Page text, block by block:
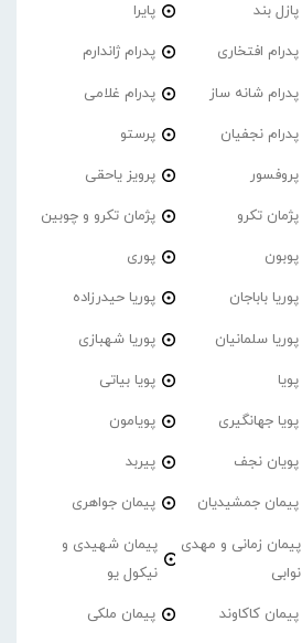
پازل بند پایرا
پدرام افتخاری پدرام ژاندارم
پدرام شانه ساز پدرام غلامی
پدرام نجفیان پرستو
پروفسور پرویز یاحقی
پژمان تکرو پژمان تکرو و چوبین
پوبون پوری
پوریا باباجان پوریا حیدرزاده
پوریا سلمانیان پوریا شهبازی
پویا پویا بیاتی
پویا جهانگیری پویامون
پویان نجف پیربد
پیمان جمشیدیان پیمان جواهری
پیمان زمانی و مهدی
نوابی
پیمان شهیدی و
نیکول یو
پیمان کاکاوند پیمان ملکی